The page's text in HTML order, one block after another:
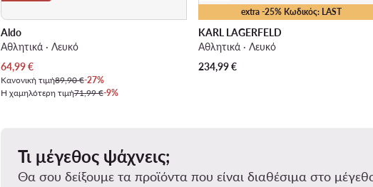
Aldo
Αθλητικά · Λευκό
Τρέχουσα τιμή
64,99€
Κανονική τιμή89,90 €-27%
Η χαμηλότερη τιμή71,99 €-9%
extra -25% Κωδικός: LAST
KARL LAGERFELD
Αθλητικά · Λευκό
234,99€
Τι μέγεθος ψάχνεις;
Θα σου δείξουμε τα προϊόντα που είναι διαθέσιμα στο